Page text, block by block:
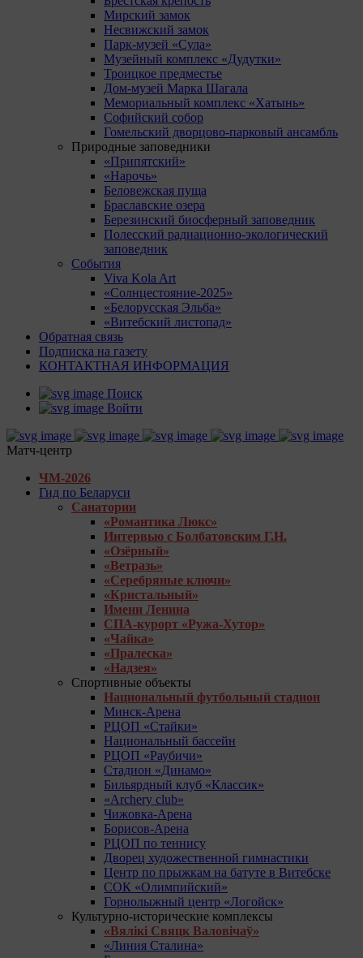
Мирский замок
Несвижский замок
Парк-музей «Сула»
Музейный комплекс «Дудутки»
Троицкое предместье
Дом-музей Марка Шагала
Мемориальный комплекс «Хатынь»
Софийский собор
Гомельский дворцово-парковый ансамбль
Природные заповедники
«Припятский»
«Нарочь»
Беловежская пуща
Браславские озера
Березинский биосферный заповедник
Полесский радиационно-экологический
заповедник
События
Viva Kola Art
«Солнцестояние-2025»
«Белорусская Эльба»
«Витебский листопад»
Обратная связь
Подписка на газету
КОНТАКТНАЯ ИНФОРМАЦИЯ
Поиск
Войти
Матч-центр
ЧМ-2026
Гид по Беларуси
Санатории
«Романтика Люкс»
Интервью с Болбатовским Г.Н.
«Озёрный»
«Ветразь»
«Серебряные ключи»
«Кристальный»
Имени Ленина
СПА-курорт «Ружа-Хутор»
«Чайка»
«Пралеска»
«Надзея»
Спортивные объекты
Национальный футбольный стадион
Минск-Арена
РЦОП «Стайки»
Национальный бассейн
РЦОП «Раубичи»
Стадион «Динамо»
Бильярдный клуб «Классик»
«Archery club»
Чижовка-Арена
Борисов-Арена
РЦОП по теннису
Дворец художественной гимнастики
Центр по прыжкам на батуте в Витебске
СОК «Олимпийский»
Горнолыжный центр «Логойск»
Культурно-исторические комплексы
«Вялікі Свяцк Валовічаў»
«Линия Сталина»